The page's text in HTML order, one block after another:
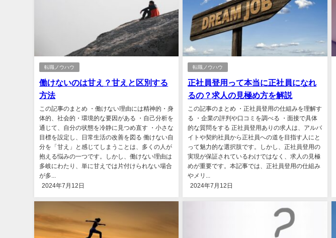
転職ノウハウ
働けないのは甘え？甘えと区別する
方法
この記事のまとめ ・働けない理由には精神的・身
体的、社会的・環境的な要因がある ・自己分析を
通じて、自分の状態を冷静に見つめ直す ・小さな
目標を設定し、日常生活の改善を図る 働けない自
分を「甘え」と感じてしまうことは、多くの人が
抱える悩みの一つです。しかし、働けない理由は
多岐にわたり、単に甘えでは片付けられない場合
が多...
2024年7月12日
転職ノウハウ
正社員登用って本当に正社員になれ
るの？求人の見極め方を解説
この記事のまとめ ・正社員登用の仕組みを理解す
る ・企業の評判や口コミを調べる ・面接で具体
的な質問をする 正社員登用ありの求人は、アルバ
イトや契約社員から正社員への道を目指す人にと
って魅力的な選択肢です。しかし、正社員登用の
実現が保証されているわけではなく、求人の見極
めが重要です。本記事では、正社員登用の仕組み
やメリ...
2024年7月12日